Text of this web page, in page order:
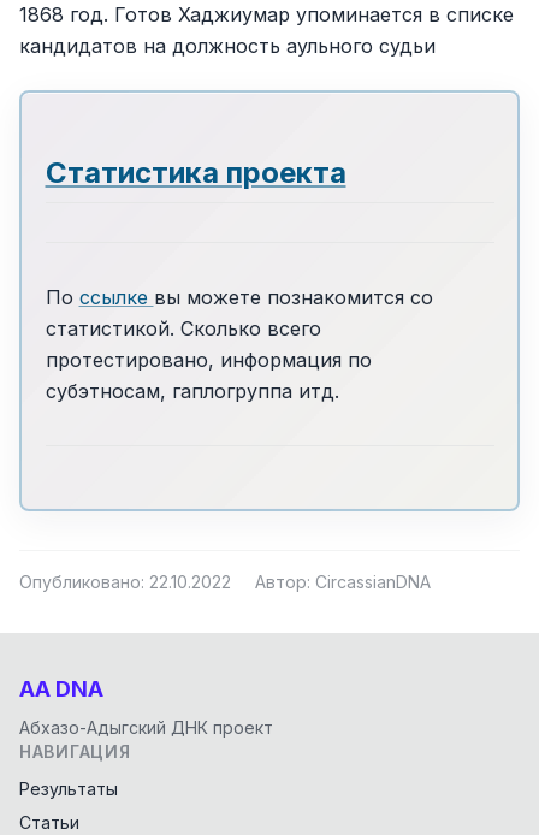
1868 год. Готов Хаджиумар упоминается в списке
кандидатов на должность аульного судьи
Статистика проекта
По ссылке вы можете познакомится со
статистикой. Сколько всего
протестировано, информация по
субэтносам, гаплогруппа итд.
Опубликовано: 22.10.2022 Автор: CircassianDNA
AA DNA
Абхазо-Адыгский ДНК проект
НАВИГАЦИЯ
Результаты
Статьи